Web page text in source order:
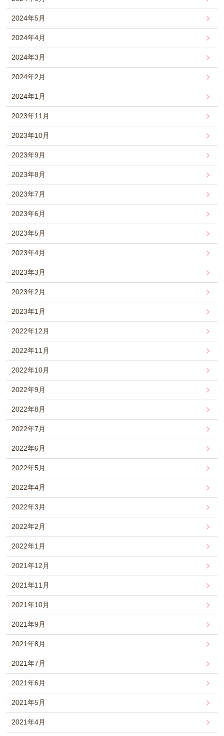
2024年5月
2024年4月
2024年3月
2024年2月
2024年1月
2023年11月
2023年10月
2023年9月
2023年8月
2023年7月
2023年6月
2023年5月
2023年4月
2023年3月
2023年2月
2023年1月
2022年12月
2022年11月
2022年10月
2022年9月
2022年8月
2022年7月
2022年6月
2022年5月
2022年4月
2022年3月
2022年2月
2022年1月
2021年12月
2021年11月
2021年10月
2021年9月
2021年8月
2021年7月
2021年6月
2021年5月
2021年4月